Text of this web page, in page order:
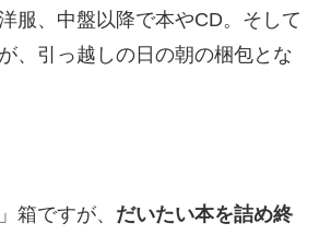
服、中盤以降で本やCD。そして
、引っ越しの日の朝の梱包とな
箱ですが、 だいたい本を詰め終